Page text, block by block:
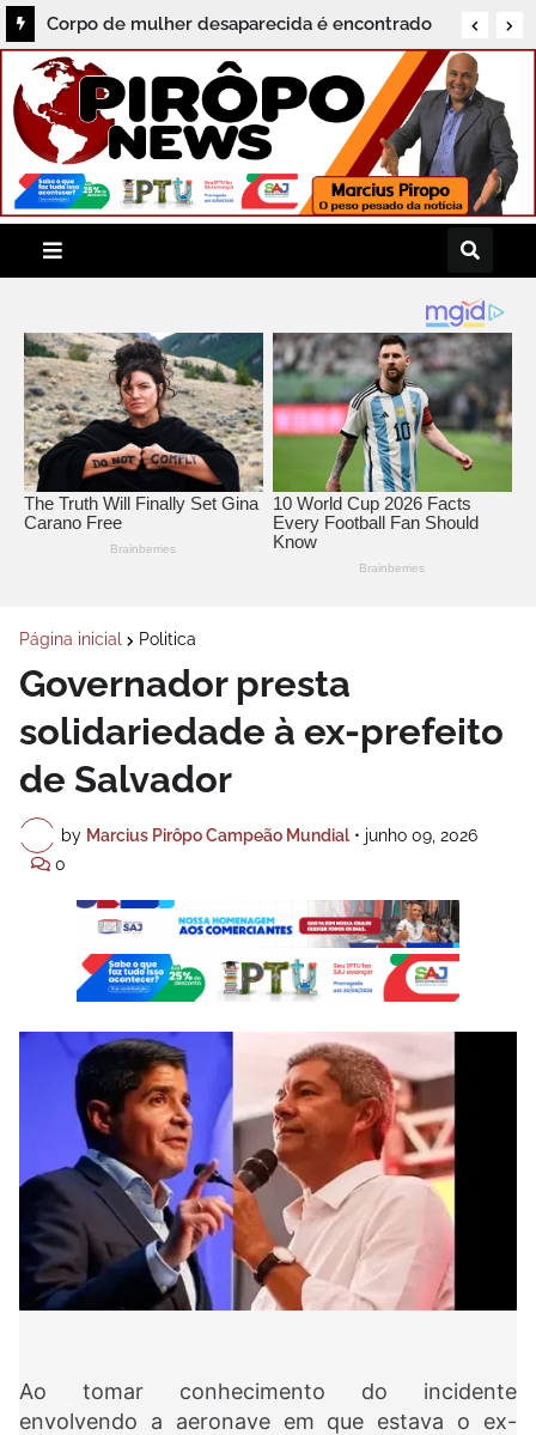
Corpo de mulher desaparecida é encontrado
no bairro Barro Vermelho, em Santo Antônio
de Jesus
Página inicial Politica
Governador presta
solidariedade à ex-prefeito
de Salvador
by Marcius Pirôpo Campeão Mundial • junho 09, 2026
0
Ao tomar conhecimento do incidente
envolvendo a aeronave em que estava o ex-